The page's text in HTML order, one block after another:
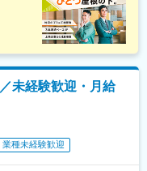
未経験歓迎・月給
業種未経験歓迎